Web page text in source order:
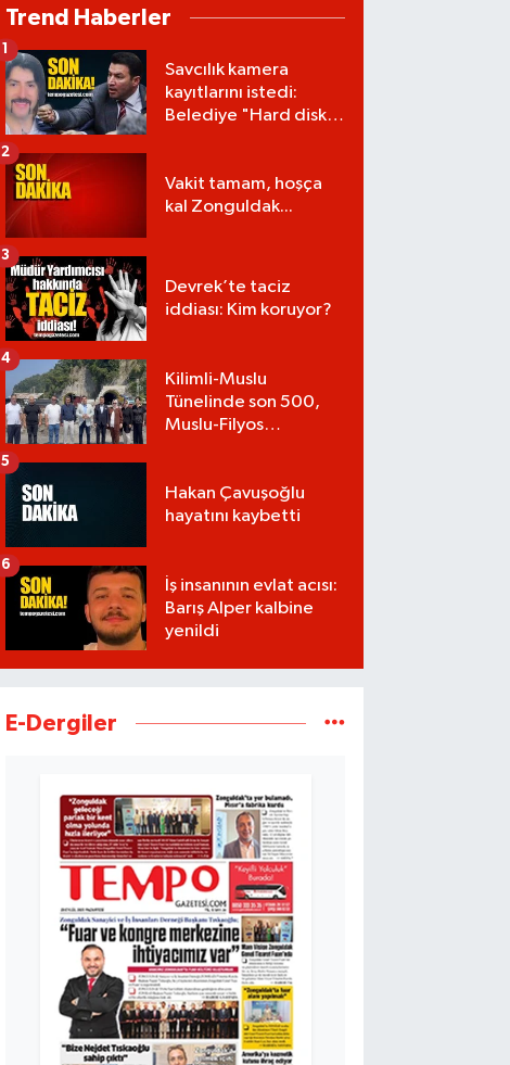
Trend Haberler
Savcılık kamera
kayıtlarını istedi:
Belediye "Hard disk
1
Vakit tamam, hoşça
kal Zonguldak...
2
Devrek’te taciz
iddiası: Kim koruyor?
3
Kilimli-Muslu
Tünelinde son 500,
Muslu-Filyos
4
Hakan Çavuşoğlu
hayatını kaybetti
5
İş insanının evlat acısı:
Barış Alper kalbine
yenildi
6
E-Dergiler